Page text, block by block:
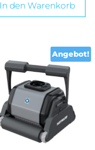
In den Warenkorb
Angebot!